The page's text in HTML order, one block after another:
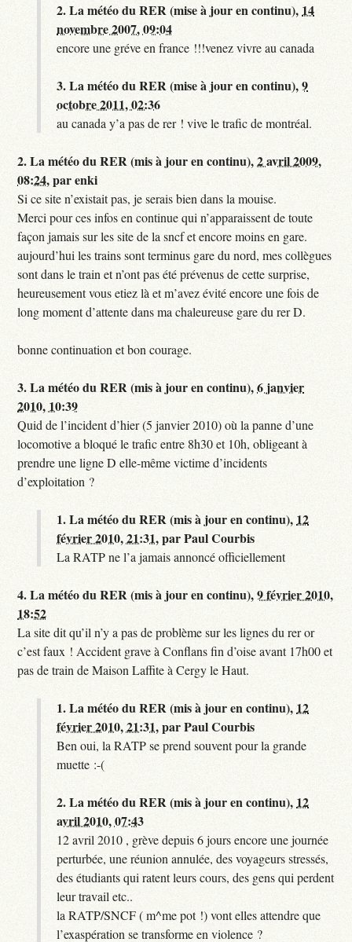
2.La météo du RER (mise à jour en continu), 14
novembre 2007, 09:04
encore une gréve en france !!!venez vivre au canada
3.La météo du RER (mise à jour en continu),9
octobre 2011, 02:36
au canada y’a pas de rer ! vive le trafic de montréal.
2.La météo du RER (mis à jour en continu),2 avril 2009,
08:24,parenki
Si ce site n’existait pas, je serais bien dans la mouise.
Merci pour ces infos en continue qui n’apparaissent de toute
façon jamais sur les site de la sncf et encore moins en gare.
aujourd’hui les trains sont terminus gare du nord, mes collègues
sont dans le train et n’ont pas été prévenus de cette surprise,
heureusement vous etiez là et m’avez évité encore une fois de
long moment d’attente dans ma chaleureuse gare du rer D.
bonne continuation et bon courage.
3.La météo du RER (mis à jour en continu),6 janvier
2010, 10:39
Quid de l’incident d’hier (5 janvier 2010) où la panne d’une
locomotive a bloqué le trafic entre 8h30 et 10h, obligeant à
prendre une ligne D elle-même victime d’incidents
d’exploitation ?
1.La météo du RER (mis à jour en continu), 12
février 2010, 21:31,parPaul Courbis
La RATP ne l’a jamais annoncé officiellement
4.La météo du RER (mis à jour en continu),9 février 2010,
18:52
La site dit qu’il n’y a pas de problème sur les lignes du rer or
c’est faux ! Accident grave à Conflans fin d’oise avant 17h00 et
pas de train de Maison Laffite à Cergy le Haut.
1.La météo du RER (mis à jour en continu), 12
février 2010, 21:31,parPaul Courbis
Ben oui, la RATP se prend souvent pour la grande
muette :-(
2.La météo du RER (mis à jour en continu), 12
avril 2010, 07:43
12 avril 2010 , grève depuis 6 jours encore une journée
perturbée, une réunion annulée, des voyageurs stressés,
des étudiants qui ratent leurs cours, des gens qui perdent
leur travail etc..
la RATP/SNCF ( m^me pot !) vont elles attendre que
l’exaspération se transforme en violence ?